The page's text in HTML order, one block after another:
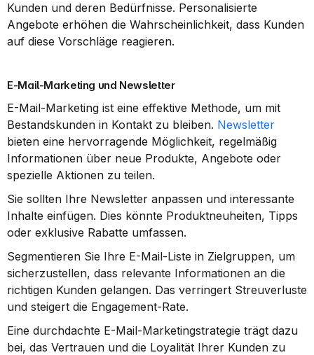
Kunden und deren Bedürfnisse. Personalisierte
Angebote erhöhen die Wahrscheinlichkeit, dass Kunden
auf diese Vorschläge reagieren.
E-Mail-Marketing und Newsletter
E-Mail-Marketing ist eine effektive Methode, um mit
Bestandskunden in Kontakt zu bleiben. Newsletter
bieten eine hervorragende Möglichkeit, regelmäßig
Informationen über neue Produkte, Angebote oder
spezielle Aktionen zu teilen.
Sie sollten Ihre Newsletter anpassen und interessante
Inhalte einfügen. Dies könnte Produktneuheiten, Tipps
oder exklusive Rabatte umfassen.
Segmentieren Sie Ihre E-Mail-Liste in Zielgruppen, um
sicherzustellen, dass relevante Informationen an die
richtigen Kunden gelangen. Das verringert Streuverluste
und steigert die Engagement-Rate.
Eine durchdachte E-Mail-Marketingstrategie trägt dazu
bei, das Vertrauen und die Loyalität Ihrer Kunden zu